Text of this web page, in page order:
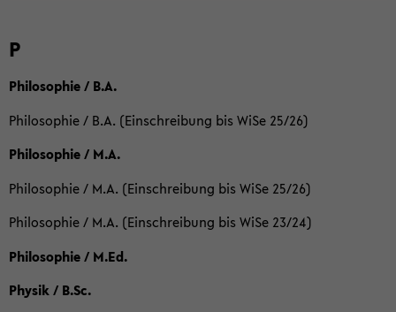
P
Philosophie / B.A.
Philosophie / B.A. (Einschreibung bis WiSe 25/26)
Philosophie / M.A.
Philosophie / M.A. (Einschreibung bis WiSe 25/26)
Philosophie / M.A. (Einschreibung bis WiSe 23/24)
Philosophie / M.Ed.
Physik / B.Sc.